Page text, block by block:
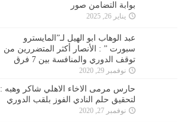
بوابة التضامن صور
يناير 26, 2025
عبد الوهاب ابو الهيل لـ”المايسترو
سبورت ” : الأنصار أكثر المتضررين من
توقف الدوري والمنافسة بين 7 فرق
نوفمبر 29, 2020
حارس مرمى الاخاء الاهلي شاكر وهبه :
لتحقيق حلم النادي الفوز بلقب الدوري
نوفمبر 27, 2020